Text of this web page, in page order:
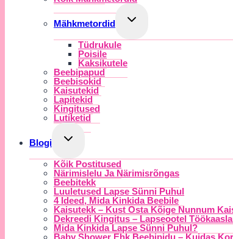
Mähkmetordid
Toggle
Tüdrukule
Poisile
Kaksikutele
Beebipapud
Beebisokid
Kaisutekid
Lapitekid
Kingitused
Lutiketid
Blogi
Toggle
Menu
Kõik Postitused
Närimislelu Ja Närimisrõngas
Beebitekk
Luuletused Lapse Sünni Puhul
4 Ideed, Mida Kinkida Beebile
Kaisutekk – Kust Osta Kõige Nunnum
Dekreedi Kingitus – Lapseootel
Mida Kinkida Lapse Sünni Puhul?